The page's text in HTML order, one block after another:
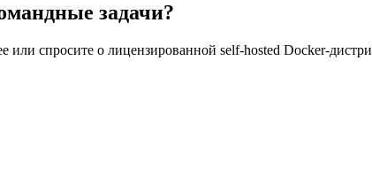
задачи?
или спросите о лицензированной self-hosted Docker-